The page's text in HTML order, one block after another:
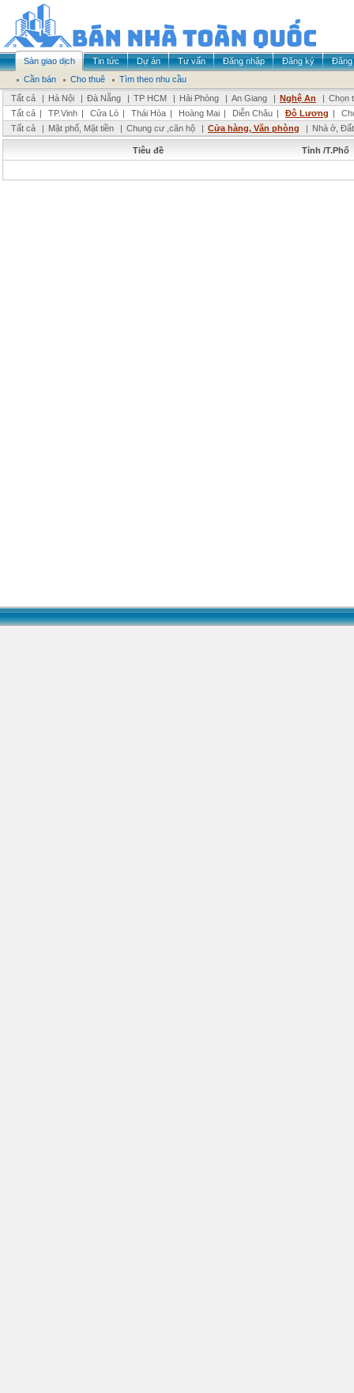
Sàn giao dịch Tin tức Dự án Tư vấn Đăng nhập Đăng ký
Đăng
Cần bán
Cho thuê
Tìm theo nhu cầu
Tất cả
| Hà Nội | Đà Nẵng | TP HCM | Hải Phòng | An Giang | Nghệ An | Chọn
Tất cả | TP.Vinh | Cửa Lò | Thái Hòa | Hoàng Mai | Diễn Châu | Đô Lương |
Tất cả
| Mặt phố, Mặt tiền | Chung cư ,căn hộ | Cửa hàng, Văn phòng | Nhà ở,
Tiêu đề Tỉnh /T.Phố